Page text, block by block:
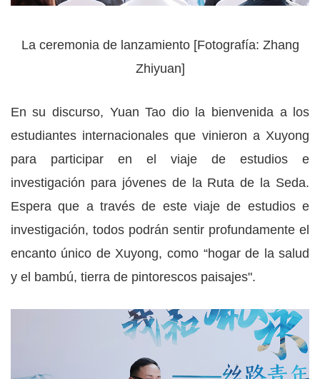
La ceremonia de lanzamiento [Fotografía: Zhang
Zhiyuan]
En su discurso, Yuan Tao dio la bienvenida a los
estudiantes internacionales que vinieron a Xuyong
para participar en el viaje de estudios e
investigación para jóvenes de la Ruta de la Seda.
Espera que a través de este viaje de estudios e
investigación, todos podrán sentir profundamente el
encanto único de Xuyong, como “hogar de la salud
y el bambú, tierra de pintorescos paisajes".